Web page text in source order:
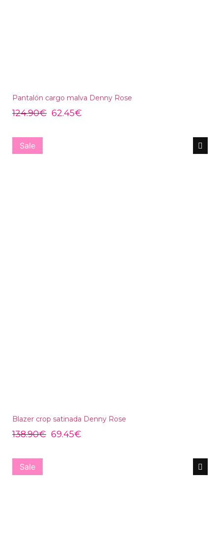
Pantalón cargo malva Denny Rose
124.90€ 62.45€
Sale
Blazer crop satinada Denny Rose
138.90€ 69.45€
Sale